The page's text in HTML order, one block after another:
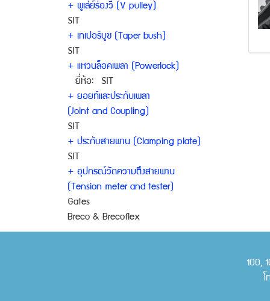
+ พูเล่ย์ร่องวี (V pulley)
SIT
+ เทเปอร์บูช (Taper bush)
SIT
+ แหวนล็อคเพลา (Powerlock)
ยี่ห้อ: SIT
+ ยอยท์และประกับเพลา
(Joint and Coupling)
SIT
+ ประกับสายพาน (Clamping plate)
SIT
+ อุปกรณ์วัดความตึงสายพาน
(Tension meter and tester)
Gates
Breco & Brecoflex
100,